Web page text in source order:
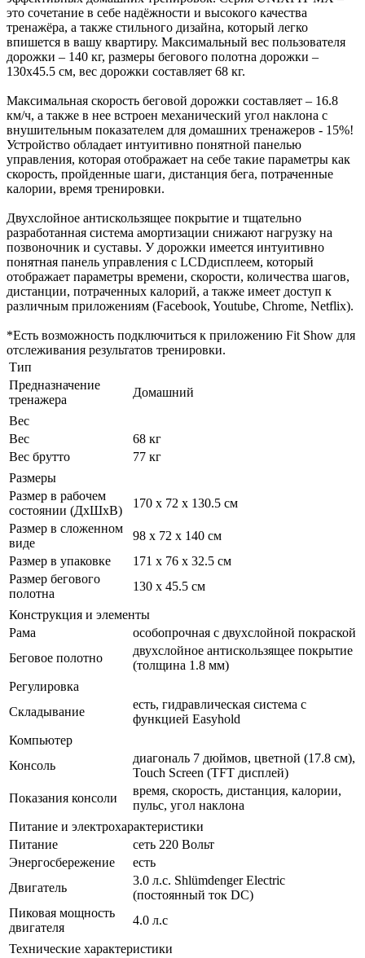
это сочетание в себе надёжности и высокого качества
тренажёра, а также стильного дизайна, который легко
впишется в вашу квартиру. Максимальный вес пользователя
дорожки – 140 кг, размеры бегового полотна дорожки –
130х45.5 см, вес дорожки составляет 68 кг.
Максимальная скорость беговой дорожки составляет – 16.8
км/ч, а также в нее встроен механический угол наклона с
внушительным показателем для домашних тренажеров - 15%!
Устройство обладает интуитивно понятной панелью
управления, которая отображает на себе такие параметры как
скорость, пройденные шаги, дистанция бега, потраченные
калории, время тренировки.
Двухслойное антискользящее покрытие и тщательно
разработанная система амортизации снижают нагрузку на
позвоночник и суставы. У дорожки имеется интуитивно
понятная панель управления с LCDдисплеем, который
отображает параметры времени, скорости, количества шагов,
дистанции, потраченных калорий, а также имеет доступ к
различным приложениям (Facebook, Youtube, Chrome, Netflix).
*Есть возможность подключиться к приложению Fit Show для
отслеживания результатов тренировки.
Тип
Предназначение
тренажера
Домашний
Вес
Вес
68 кг
Вес брутто
77 кг
Размеры
Размер в рабочем
состоянии (ДxШxВ)
170 х 72 х 130.5 см
Размер в сложенном
виде
98 х 72 х 140 см
Размер в упаковке
171 х 76 х 32.5 см
Размер бегового
полотна
130 x 45.5 см
Конструкция и элементы
Рама
особопрочная с двухслойной покраской
Беговое полотно
двухслойное антискользящее покрытие
(толщина 1.8 мм)
Регулировка
Складывание
есть, гидравлическая система с
функцией Easyhold
Компьютер
Консоль
диагональ 7 дюймов, цветной (17.8 см),
Touch Screen (TFT дисплей)
Показания консоли
время, скорость, дистанция, калории,
пульс, угол наклона
Питание и электрохарактеристики
Питание
сеть 220 Вольт
Энергосбережение
есть
Двигатель
3.0 л.с. Shlümdenger Electric
(постоянный ток DC)
Пиковая мощность
двигателя
4.0 л.с
Технические характеристики